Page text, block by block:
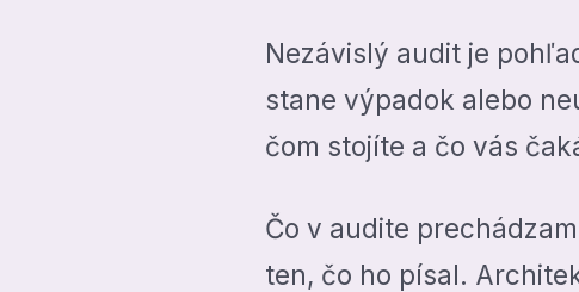
Nezávislý audit je
stane výpadok alebo
čom stojíte a čo vás
Čo v audite
ten, čo ho písal.